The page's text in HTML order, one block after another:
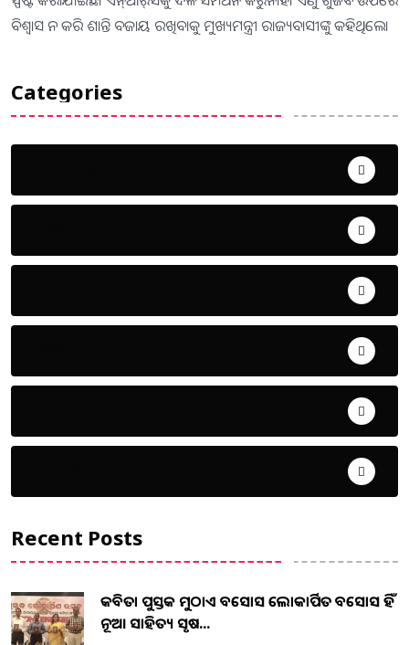
ବିଶ୍ୱାସ ନ କରି ଶାନ୍ତି ବଜାୟ ରଖିବାକୁ ମୁଖ୍ୟମନ୍ତ୍ରୀ ରାଜ୍ୟବାସୀଙ୍କୁ କହିଥିଲେ।
Categories
Recent Posts
କବିତା ପୁସ୍ତକ ମୁଠାଏ ଅବସୋସ ଲୋକାର୍ପିତ ଅବସୋସ ହିଁ
ନୂଆ ସାହିତ୍ୟ ସୃଷ...